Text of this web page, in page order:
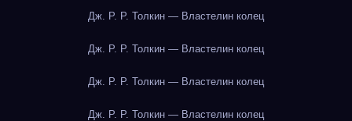
Дж. Р. Р. Толкин — Властелин колец
Дж. Р. Р. Толкин — Властелин колец
Дж. Р. Р. Толкин — Властелин колец
Дж. Р. Р. Толкин — Властелин колец